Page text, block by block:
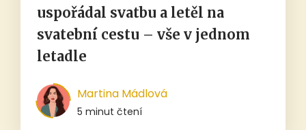
uspořádal svatbu a letěl na
svatební cestu – vše v jednom
letadle
Martina Mádlová
5 minut čtení